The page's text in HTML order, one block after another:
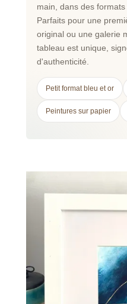
main, dans des
Parfaits pour une
original ou une galerie
tableau est unique,
d'authenticité.
Petit format bleu et or
Peintures sur papier